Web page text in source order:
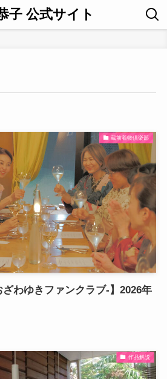
子 公式サイト
蔵前着物倶楽部
ざわゆきファンクラブ-】2026年
作品解説